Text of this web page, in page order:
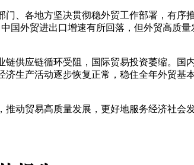
、各地方坚决贯彻稳外贸工作部署，有序
国外贸进出口增速有所回落，但外贸高质
供应链循环受阻，国际贸易投资萎缩。国
生产活动逐步恢复正常，稳住全年外贸基
动贸易高质量发展，更好地服务经济社会